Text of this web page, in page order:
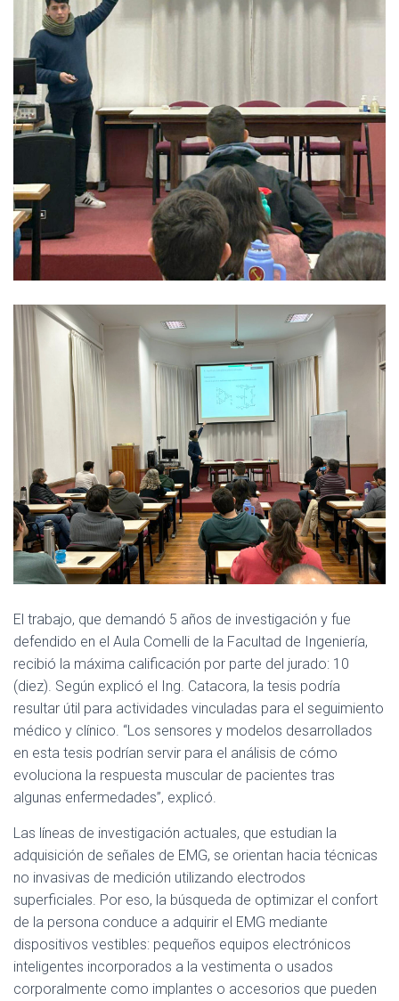
El trabajo, que demandó 5 años de investigación y fue
defendido en el Aula Comelli de la Facultad de Ingeniería,
recibió la máxima calificación por parte del jurado: 10
(diez). Según explicó el Ing. Catacora, la tesis podría
resultar útil para actividades vinculadas para el seguimiento
médico y clínico. “Los sensores y modelos desarrollados
en esta tesis podrían servir para el análisis de cómo
evoluciona la respuesta muscular de pacientes tras
algunas enfermedades”, explicó.
Las líneas de investigación actuales, que estudian la
adquisición de señales de EMG, se orientan hacia técnicas
no invasivas de medición utilizando electrodos
superficiales. Por eso, la búsqueda de optimizar el confort
de la persona conduce a adquirir el EMG mediante
dispositivos vestibles: pequeños equipos electrónicos
inteligentes incorporados a la vestimenta o usados
corporalmente como implantes o accesorios que pueden